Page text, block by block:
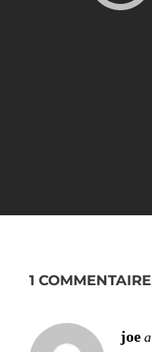
1 COMMENTAIRE
joe